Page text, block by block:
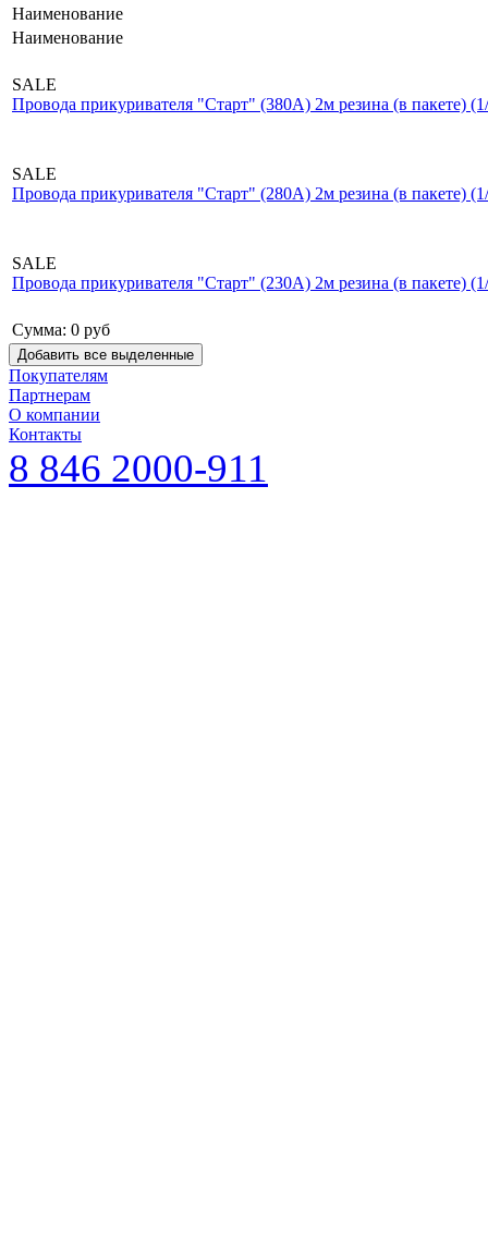
Наименование
Наименование
SALE
Провода прикуривателя "Старт" (380А) 2м резина (в пакете)
SALE
Провода прикуривателя "Старт" (280А) 2м резина (в пакете)
SALE
Провода прикуривателя "Старт" (230А) 2м резина (в пакете)
Сумма: 0 руб
Покупателям
Партнерам
О компании
Контакты
8 846 2000-911